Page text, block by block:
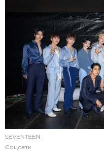
SEVENTEEN
Соцсети